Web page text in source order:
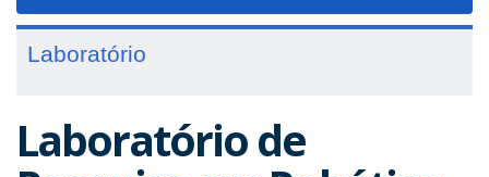
Laboratório
Laboratório de